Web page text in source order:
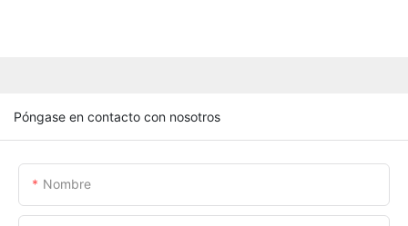
Póngase en contacto con nosotros
Nombre